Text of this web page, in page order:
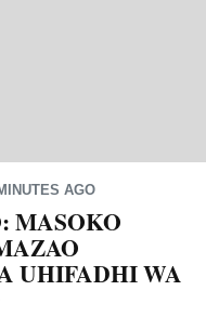
AGO
MASOKO
UHIFADHI WA